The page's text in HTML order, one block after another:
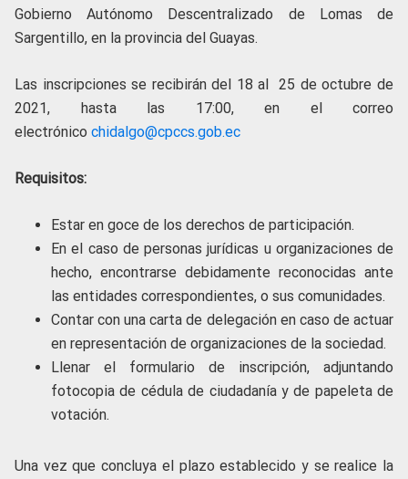
Gobierno Autónomo Descentralizado de Lomas de
Sargentillo, en la provincia del Guayas.
Las inscripciones se recibirán del 18 al 25 de octubre de
2021, hasta las 17:00, en el correo
electrónico chidalgo@cpccs.gob.ec
Requisitos:
Estar en goce de los derechos de participación.
En el caso de personas jurídicas u organizaciones de
hecho, encontrarse debidamente reconocidas ante
las entidades correspondientes, o sus comunidades.
Contar con una carta de delegación en caso de actuar
en representación de organizaciones de la sociedad.
Llenar el formulario de inscripción, adjuntando
fotocopia de cédula de ciudadanía y de papeleta de
votación.
Una vez que concluya el plazo establecido y se realice la